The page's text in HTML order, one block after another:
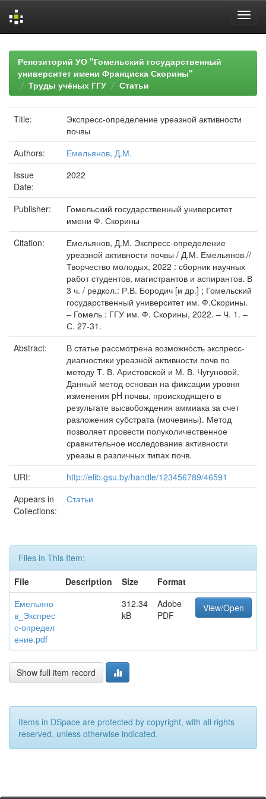
navigationРепозиторий УО "Гомельский государственный
университет имени Франциска Скорины"
Труды учёных ГГУ
Статьи
Title:
Экспресс-определение уреазной активности
почвы
Authors:
Емельянов, Д.М.
Issue
Date:
2022
Publisher:
Гомельский государственный университет
имени Ф. Скорины
Citation:
Емельянов, Д.М. Экспресс-определение
уреазной активности почвы / Д.М. Емельянов //
Творчество молодых, 2022 : сборник научных
работ студентов, магистрантов и аспирантов. В
3 ч. / редкол.: Р.В. Бородич [и др.] ; Гомельский
государственный университет им. Ф.Скорины.
– Гомель : ГГУ им. Ф. Скорины, 2022. – Ч. 1. –
С. 27-31.
Abstract:
В статье рассмотрена возможность экспресс-
диагностики уреазной активности почв по
методу Т. В. Аристовской и М. В. Чугуновой.
Данный метод основан на фиксации уровня
изменения pH почвы, происходящего в
результате высвобождения аммиака за счет
разложения субстрата (мочевины). Метод
позволяет провести полуколичественное
сравнительное исследование активности
уреазы в различных типах почв.
URI:
http://elib.gsu.by/handle/123456789/46591
Appears in
Collections:
Статьи
Files in This Item:
File
Description Size
Format
Емельяно
в_Экспрес
с-определ
ение.pdf
312.34
kB
Adobe
PDF
View/Open
Show full item record
Items in DSpace are protected by copyright, with all rights
reserved, unless otherwise indicated.